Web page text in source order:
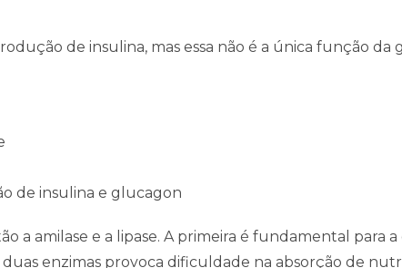
de insulina, mas essa não é a única função
de insulina e glucagon
a amilase e a lipase. A primeira é fundamental para
enzimas provoca dificuldade na absorção de